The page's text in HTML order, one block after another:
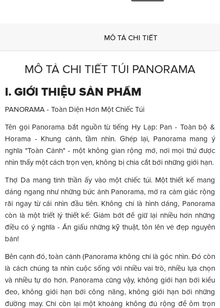
MÔ TẢ CHI TIẾT
MÔ TẢ CHI TIẾT TÚI PANORAMA
I. GIỚI THIỆU SẢN PHẨM
PANORAMA - Toàn Diện Hơn Một Chiếc Túi
Tên gọi Panorama bắt nguồn từ tiếng Hy Lạp: Pan - Toàn bộ &
Horama - Khung cảnh, tầm nhìn. Ghép lại, Panorama mang ý
nghĩa "Toàn Cảnh" - một không gian rộng mở, nơi mọi thứ được
nhìn thấy một cách trọn vẹn, không bị chia cắt bởi những giới hạn.
Thợ Da mang tinh thần ấy vào một chiếc túi. Một thiết kế mang
dáng ngang như những bức ảnh Panorama, mở ra cảm giác rộng
rãi ngay từ cái nhìn đầu tiên. Không chỉ là hình dáng, Panorama
còn là một triết lý thiết kế: Giảm bớt để giữ lại nhiều hơn những
điều có ý nghĩa - Ẩn giấu những kỹ thuật, tôn lên vẻ đẹp nguyên
bản!
Bên cạnh đó, toàn cảnh (Panorama không chỉ là góc nhìn. Đó còn
là cách chúng ta nhìn cuộc sống với nhiều vai trò, nhiều lựa chọn
và nhiều tự do hơn. Panorama cũng vậy, không giới hạn bởi kiểu
đeo, không giới hạn bởi công năng, không giới hạn bởi những
đường may. Chỉ còn lại một khoảng không đủ rộng để ôm trọn